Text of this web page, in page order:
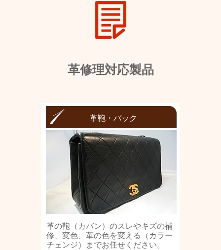
革修理対応製品
革鞄・バック
革の鞄（カバン）のスレやキズの補
修、変色、革の色を変える（カラー
チェンジ）までお任せください。